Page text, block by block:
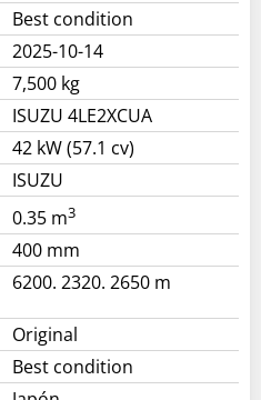
Best condition
2025-10-14
7,500 kg
ISUZU 4LE2XCUA
42 kW (57.1 cv)
ISUZU
0.35 m3
400 mm
6200. 2320. 2650 m
Original
Best condition